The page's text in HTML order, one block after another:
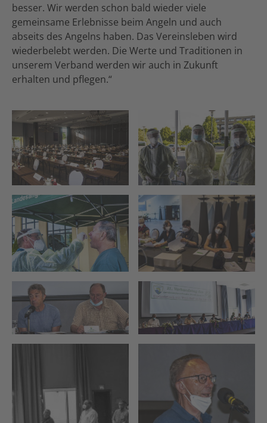
besser. Wir werden schon bald wieder viele
gemeinsame Erlebnisse beim Angeln und auch
abseits des Angelns haben. Das Vereinsleben wird
wiederbelebt werden. Die Werte und Traditionen in
unserem Verband werden wir auch in Zukunft
erhalten und pflegen.“